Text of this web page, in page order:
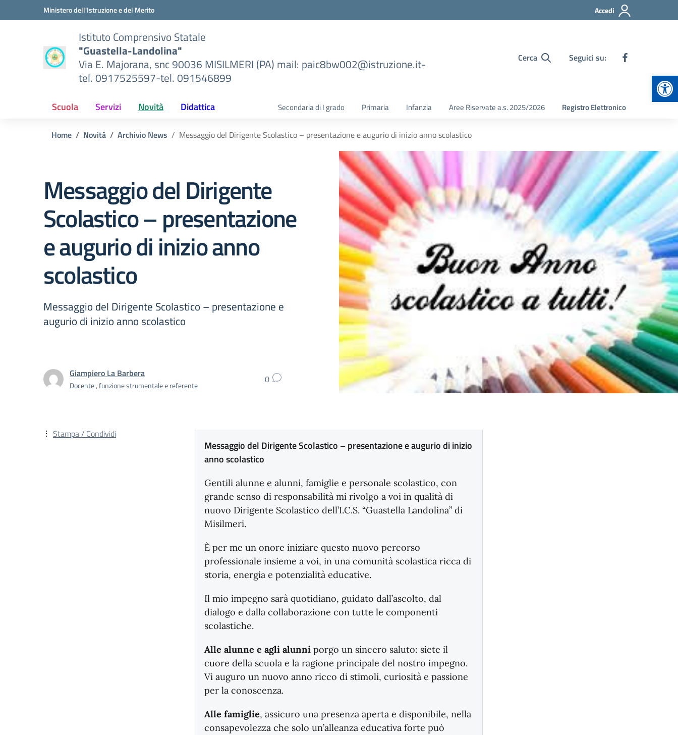
Vai ai contenuti
Vai al menu di navigazioneMinistero dell'Istruzione e del Merito Accedi
Istituto Comprensivo Statale
"Guastella-Landolina"
Via E. Majorana, snc 90036 MISILMERI (PA) mail: paic8bw002@istruzione.it-
tel. 0917525597-tel. 091546899
Cerca Seguici su:
Scuola Servizi Novità Didattica Secondaria di I grado Primaria Infanzia Aree Riservate a.s. 2025/2026 Registro Elettronico
Home Novità Archivio News Messaggio del Dirigente Scolastico – presentazione e augurio di inizio anno scolastico
Messaggio del Dirigente
Scolastico – presentazione
e augurio di inizio anno
scolastico
Messaggio del Dirigente Scolastico – presentazione e
augurio di inizio anno scolastico
Giampiero La Barbera
Docente , funzione strumentale e referente 0
Messaggio del Dirigente Scolastico – presentazione e augurio di inizio
anno scolastico
Gentili alunne e alunni, famiglie e personale scolastico, con
grande senso di responsabilità mi rivolgo a voi in qualità di
nuovo Dirigente Scolastico dell’I.C.S. “Guastella Landolina” di
Misilmeri.
È per me un onore iniziare questo nuovo percorso
professionale insieme a voi, in una comunità scolastica ricca di
storia, energia e potenzialità educative.
Il mio impegno sarà quotidiano, guidato dall’ascolto, dal
dialogo e dalla collaborazione con tutte le componenti
scolastiche.
Alle alunne e agli alunni porgo un sincero saluto: siete il
cuore della scuola e la ragione principale del nostro impegno.
Vi auguro un nuovo anno ricco di stimoli, curiosità e passione
per la conoscenza.
Alle famiglie, assicuro una presenza aperta e disponibile, nella
consapevolezza che solo un’alleanza educativa forte può
Stampa / Condividi